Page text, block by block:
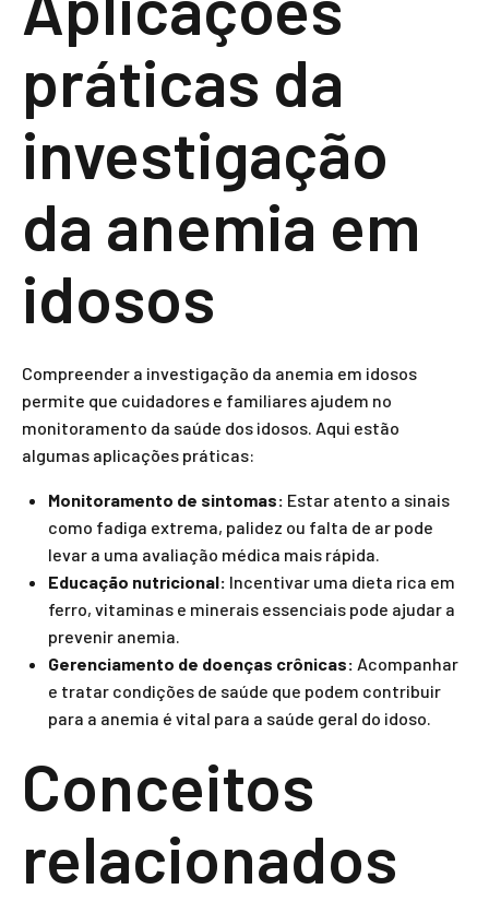
práticas da
investigação
da anemia em
idosos
Compreender a investigação da anemia em idosos
permite que cuidadores e familiares ajudem no
monitoramento da saúde dos idosos. Aqui estão
algumas aplicações práticas:
Monitoramento de sintomas: Estar atento a sinais
como fadiga extrema, palidez ou falta de ar pode
levar a uma avaliação médica mais rápida.
Educação nutricional: Incentivar uma dieta rica em
ferro, vitaminas e minerais essenciais pode ajudar a
prevenir anemia.
Gerenciamento de doenças crônicas: Acompanhar
e tratar condições de saúde que podem contribuir
para a anemia é vital para a saúde geral do idoso.
Conceitos
relacionados